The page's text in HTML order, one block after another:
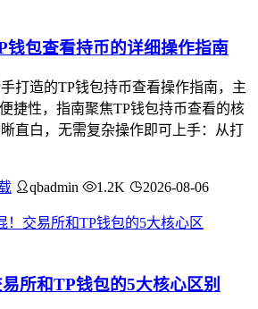
钱包查看持币的详细操作指南
打造的TP钱包持币查看操作指南，主
捷性，指南聚焦TP钱包持币查看的核
直白，无需复杂操作即可上手：从打
qbadmin 1.2K 2026-08-06
所和TP钱包的5大核心区别